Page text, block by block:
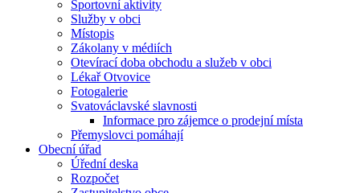
Sportovní aktivity
Služby v obci
Místopis
Zákolany v médiích
Otevírací doba obchodu a služeb v obci
Lékař Otvovice
Fotogalerie
Svatováclavské slavnosti
Informace pro zájemce o prodejní místa
Přemyslovci pomáhají
Obecní úřad
Úřední deska
Rozpočet